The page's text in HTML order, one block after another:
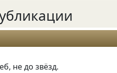
, не до звёзд.